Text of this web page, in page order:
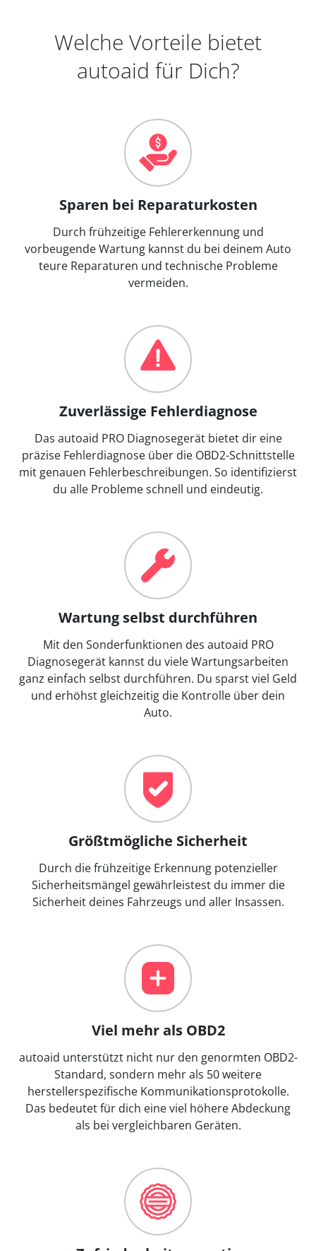
Welche Vorteile bietet
autoaid für Dich?
Sparen bei Reparaturkosten
Durch frühzeitige Fehlererkennung und
vorbeugende Wartung kannst du bei deinem Auto
teure Reparaturen und technische Probleme
vermeiden.
Zuverlässige Fehlerdiagnose
Das autoaid PRO Diagnosegerät bietet dir eine
präzise Fehlerdiagnose über die OBD2-Schnittstelle
mit genauen Fehlerbeschreibungen. So identifizierst
du alle Probleme schnell und eindeutig.
Wartung selbst durchführen
Mit den Sonderfunktionen des autoaid PRO
Diagnosegerät kannst du viele Wartungsarbeiten
ganz einfach selbst durchführen. Du sparst viel Geld
und erhöhst gleichzeitig die Kontrolle über dein
Auto.
Größtmögliche Sicherheit
Durch die frühzeitige Erkennung potenzieller
Sicherheitsmängel gewährleistest du immer die
Sicherheit deines Fahrzeugs und aller Insassen.
Viel mehr als OBD2
autoaid unterstützt nicht nur den genormten OBD2-
Standard, sondern mehr als 50 weitere
herstellerspezifische Kommunikationsprotokolle.
Das bedeutet für dich eine viel höhere Abdeckung
als bei vergleichbaren Geräten.